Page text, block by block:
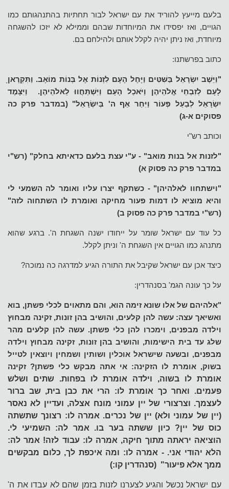
בלעם מייעץ להוריד את עם ישראל לבור תחתיות בהתנהגותם כמו
הגויים, ואז יפסידו את המיוחדות שבהם וממילא לא יזכו להשגחה
מיוחדת, ואז ניתן יהיה לקלל אותם ולהילחם בם.
כתוב בפרשתנו:
"וַיֵּשֶׁב יִשְׂרָאֵל בַּשִּׁטִּים וַיָּחֶל הָעָם לִזְנוֹת אֶל בְּנוֹת מוֹאָב. וַתִּקְרֶאןָ
לָעָם לְזִבְחֵי אֱלֹהֵיהֶן וַיֹּאכַל הָעָם וַיִּשְׁתַּחֲווּ לֵאלֹהֵיהֶן. וַיִּצָּמֶד
יִשְׂרָאֵל לְבַעַל פְּעוֹר וַיִּחַר אַף ה' בְּיִשְׂרָאֵל" (במדבר פרק כה
פסוקים א-ג)
וכותב רש"י
"לזנות אל בנות מואב" - ע"י עצת בלעם כדאיתא בחלק" (רש"י
במדבר פרק כה פסוק א)
"וישתחוו לאלהיהן" - כשתקף יצרו עליו ואומר לה השמעי לי
והיא מוציא לו דמות פעור מחיקה ואומרת לו השתחוה לזה"
(רש"י במדבר פרק כה פסוק ב)
כל עוד עם ישראל שומר על ייחודו ישנה השגחת ה'. ברגע שהוא
מתנהג כמו הגויים אין השגחת ה' וניתן לקלל.
כיצד אכן עם ישראל שקיבל את התורה הגיע למדרגה כה נמוכה?
על כך עונה הגמ' בסנהדרין:
"אלהיהם של אלו שונא זימה הוא, והם מתאוים לכלי פשתן, בוא
ואשיאך עצה: עשה להן קלעים, והושיב בהן זונות, זקינה מבחוץ
וילדה מבפנים, וימכרו להן כלי פשתן. עשה להן קלעים מהר
שלג עד בית הישימות, והושיב בהן זונות, זקינה מבחוץ וילדה
מבפנים, ובשעה שישראל אוכלין ושותין ושמחין ויוצאין לטייל
בשוק, אומרת לו הזקינה: אי אתה מבקש כלי פשתן? זקינה
אומרת לו בשוה, וילדה אומרת לו בפחות. שתים ושלש
פעמים. ואחר כך אומרת לו: הרי את כבן בית, שב ברור
לעצמך. וצרצורי של יין עמוני מונח אצלה, ועדיין לא נאסר
(יין של עמוני ולא) יין של נכרים. אמרה לו: רצונך שתשתה
כוס של יין? כיון ששתה בער בו. אמר לה: השמיעי לי.
הוציאה יראתה מתוך חיקה, אמרה לו: עבוד לזה! אמר לה:
הלא יהודי אני. - אמרה לו: ומה איכפת לך, כלום מבקשים
ממך אלא פיעור" (סנהדרין קו:)
עם ישראל נכשל והגיע לצערנו לזנות בזמן שהם לא עבדו את ה'